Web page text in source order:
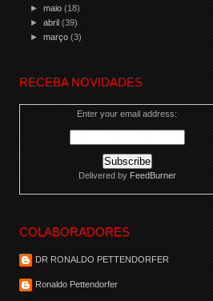
► maio (18)
► abril (39)
► março (3)
RECEBA NOVIDADES
Enter your email address:
Delivered by FeedBurner
COLABORADORES
DR RONALDO PETTENDORFER
Ronaldo Pettendorfer